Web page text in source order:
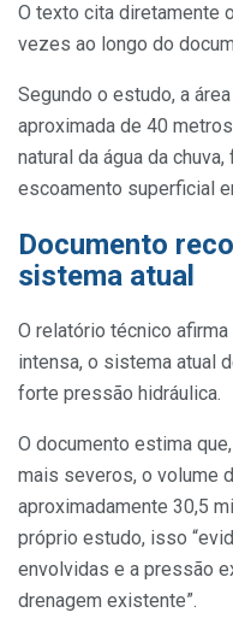
O texto cita diretamente
vezes ao longo do
Segundo o estudo, a
aproximada de 40
natural da água da
escoamento superficial
Documento
sistema atual
O relatório técnico
intensa, o sistema atual
forte pressão hidráulica.
O documento estima
mais severos, o volume
aproximadamente 30,5
próprio estudo, isso
envolvidas e a pressão
drenagem existente”.